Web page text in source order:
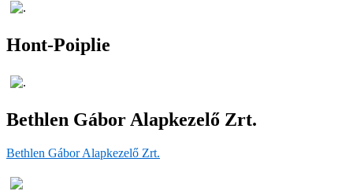
Hont-Poiplie
Bethlen Gábor Alapkezelő Zrt.
Bethlen Gábor Alapkezelő Zrt.